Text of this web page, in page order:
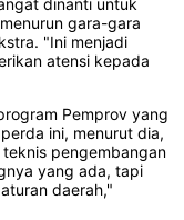
dinanti untuk
gara-gara
"Ini menjadi
atensi kepada
Pemprov yang
ini, menurut dia,
pengembangan
yang ada, tapi
daerah,"